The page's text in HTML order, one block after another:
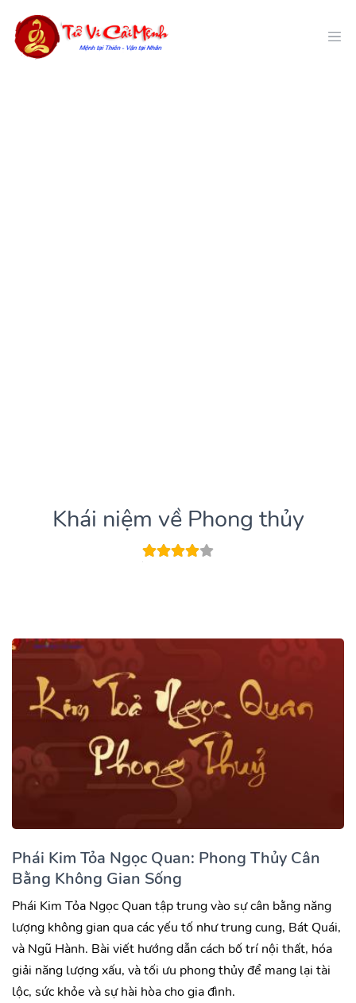
Khái niệm về Phong thủy
Phái Kim Tỏa Ngọc Quan: Phong Thủy Cân
Bằng Không Gian Sống
Phái Kim Tỏa Ngọc Quan tập trung vào sự cân bằng năng
lượng không gian qua các yếu tố như trung cung, Bát Quái,
và Ngũ Hành. Bài viết hướng dẫn cách bố trí nội thất, hóa
giải năng lượng xấu, và tối ưu phong thủy để mang lại tài
lộc, sức khỏe và sự hài hòa cho gia đình.